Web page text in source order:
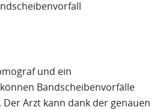
und ein
Bandscheibenvorfälle
Arzt kann dank der genauen